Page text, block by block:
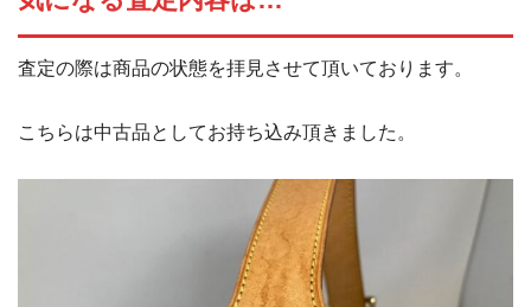
査定の際は商品の状態を拝見させて頂いております。
こちらは中古品としてお持ち込み頂きました。